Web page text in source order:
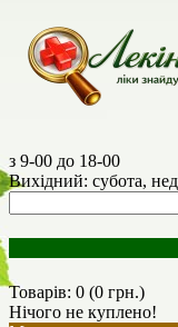
з 9-00 до 18-00
Вихідний: субота,
Товарів: 0 (0 грн.)
Нічого не куплено!